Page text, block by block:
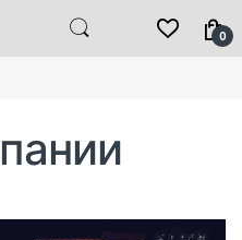
0